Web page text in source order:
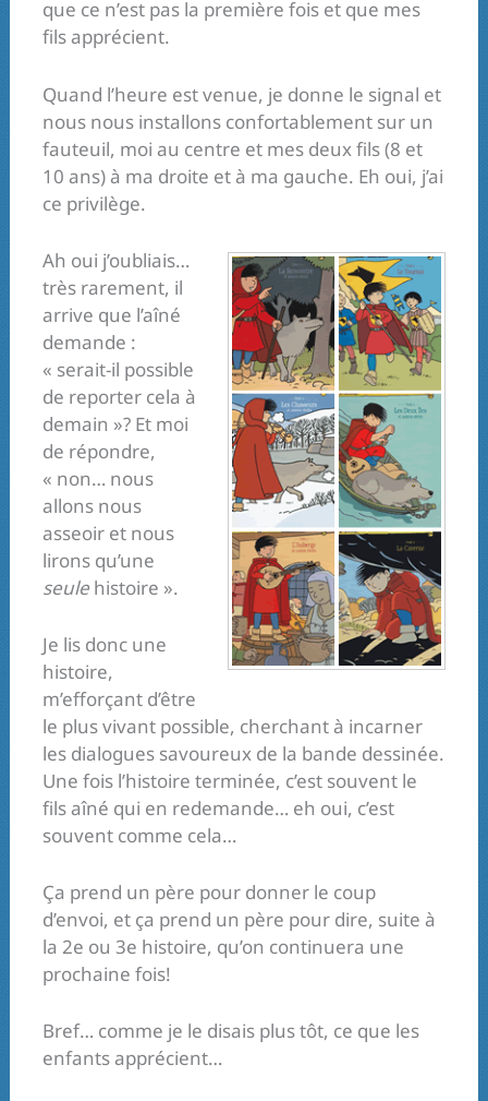
que ce n’est pas la première fois et que mes
fils apprécient.
Quand l’heure est venue, je donne le signal et
nous nous installons confortablement sur un
fauteuil, moi au centre et mes deux fils (8 et
10 ans) à ma droite et à ma gauche. Eh oui, j’ai
ce privilège.
Ah oui j’oubliais…
très rarement, il
arrive que l’aîné
demande :
« serait-il possible
de reporter cela à
demain »? Et moi
de répondre,
« non… nous
allons nous
asseoir et nous
lirons qu’une
seule histoire ».
Je lis donc une
histoire,
m’efforçant d’être
le plus vivant possible, cherchant à incarner
les dialogues savoureux de la bande dessinée.
Une fois l’histoire terminée, c’est souvent le
fils aîné qui en redemande… eh oui, c’est
souvent comme cela…
Ça prend un père pour donner le coup
d’envoi, et ça prend un père pour dire, suite à
la 2e ou 3e histoire, qu’on continuera une
prochaine fois!
Bref… comme je le disais plus tôt, ce que les
enfants apprécient…